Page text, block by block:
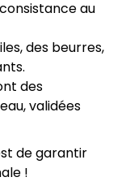
au
des beurres,
des
validées
de garantir
!